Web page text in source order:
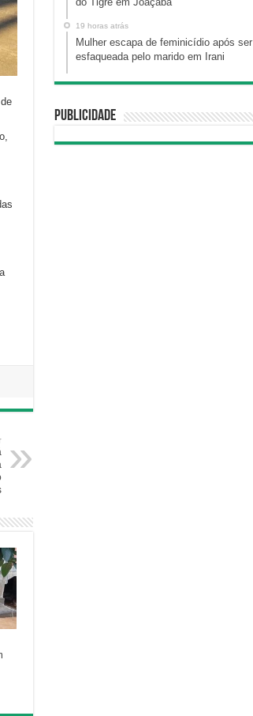
19 horas atrás
Mulher escapa de feminicídio após ser
esfaqueada pelo marido em Irani
Publicidade